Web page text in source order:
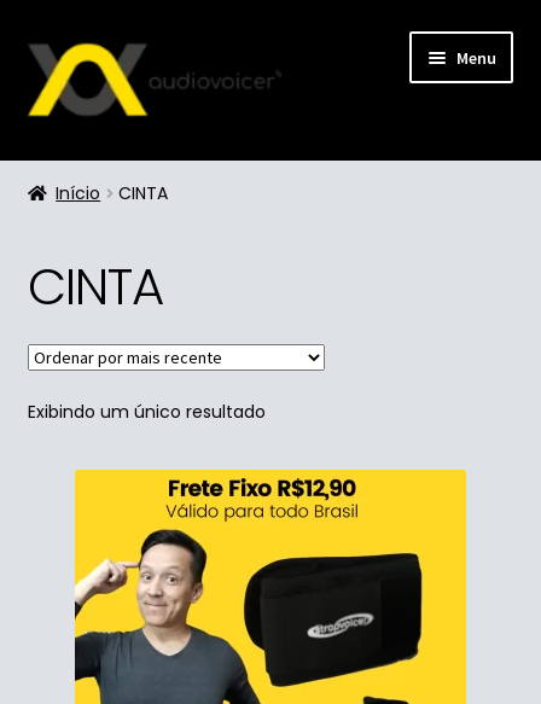
Menu
Loja
Início CINTA
CINTA
Exibindo um único resultado